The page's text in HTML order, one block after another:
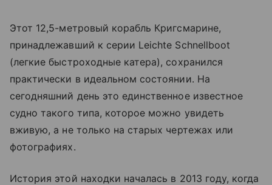
Этот 12,5-метровый корабль Кригсмарине,
принадлежавший к серии Leichte Schnellboot
(легкие быстроходные катера), сохранился
практически в идеальном состоянии. На
сегодняшний день это единственное известное
судно такого типа, которое можно увидеть
вживую, а не только на старых чертежах или
фотографиях.
История этой находки началась в 2013 году, когда